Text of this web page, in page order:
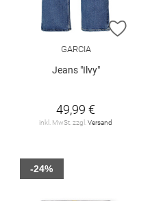
WUNSCHLISTE HINZUFÜGEN
ZUR
GARCIA
Jeans "Ilvy"
49,99 €
inkl. MwSt. zzgl. Versand
-24%